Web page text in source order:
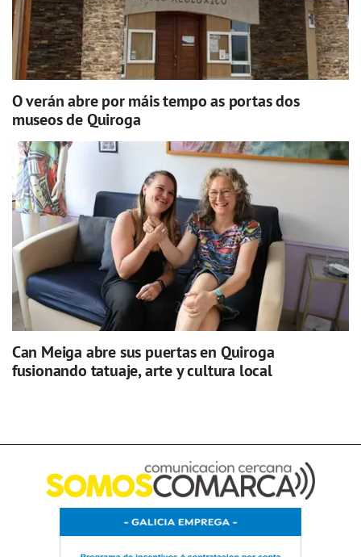
O verán abre por máis tempo as portas dos
museos de Quiroga
Can Meiga abre sus puertas en Quiroga
fusionando tatuaje, arte y cultura local